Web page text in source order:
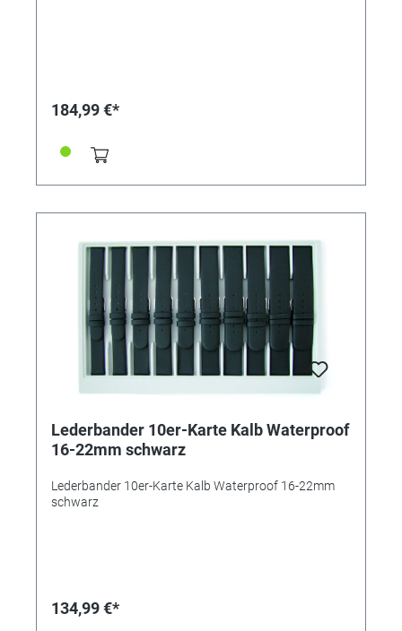
184,99 €*
Lederbander 10er-Karte Kalb Waterproof
16-22mm schwarz
Lederbander 10er-Karte Kalb Waterproof 16-22mm
schwarz
134,99 €*